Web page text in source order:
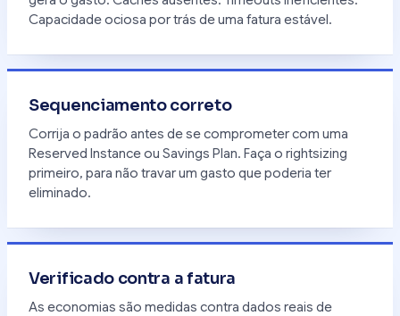
Capacidade ociosa por trás de uma fatura estável.
Sequenciamento correto
Corrija o padrão antes de se comprometer com uma
Reserved Instance ou Savings Plan. Faça o rightsizing
primeiro, para não travar um gasto que poderia ter
eliminado.
Verificado contra a fatura
As economias são medidas contra dados reais de